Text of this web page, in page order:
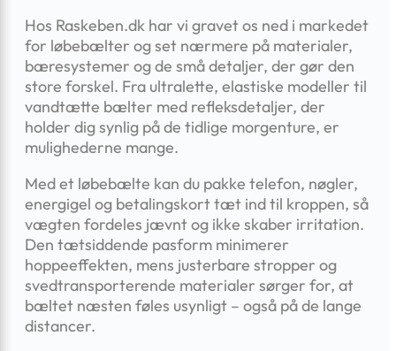
Hos Raskeben.dk har vi gravet os ned i markedet
for løbebælter og set nærmere på materialer,
bæresystemer og de små detaljer, der gør den
store forskel. Fra ultralette, elastiske modeller til
vandtætte bælter med refleksdetaljer, der
holder dig synlig på de tidlige morgenture, er
mulighederne mange.
Med et løbebælte kan du pakke telefon, nøgler,
energigel og betalingskort tæt ind til kroppen, så
vægten fordeles jævnt og ikke skaber irritation.
Den tætsiddende pasform minimerer
hoppeeffekten, mens justerbare stropper og
svedtransporterende materialer sørger for, at
bæltet næsten føles usynligt – også på de lange
distancer.